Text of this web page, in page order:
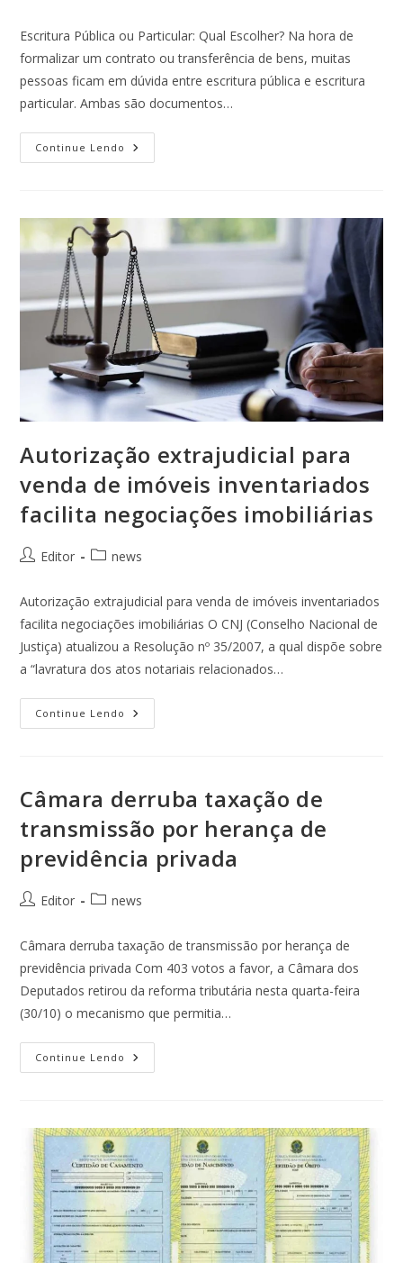
Escritura Pública ou Particular: Qual Escolher? Na hora de
formalizar um contrato ou transferência de bens, muitas
pessoas ficam em dúvida entre escritura pública e escritura
particular. Ambas são documentos…
Continue Lendo
Autorização extrajudicial para
venda de imóveis inventariados
facilita negociações imobiliárias
Editor news
Autorização extrajudicial para venda de imóveis inventariados
facilita negociações imobiliárias O CNJ (Conselho Nacional de
Justiça) atualizou a Resolução nº 35/2007, a qual dispõe sobre
a “lavratura dos atos notariais relacionados…
Continue Lendo
Câmara derruba taxação de
transmissão por herança de
previdência privada
Editor news
Câmara derruba taxação de transmissão por herança de
previdência privada Com 403 votos a favor, a Câmara dos
Deputados retirou da reforma tributária nesta quarta-feira
(30/10) o mecanismo que permitia…
Continue Lendo